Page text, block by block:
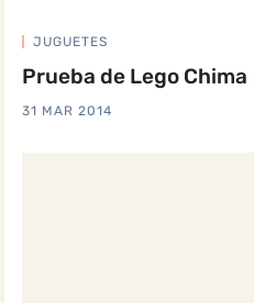
JUGUETES
Prueba de Lego Chima
31 MAR 2014